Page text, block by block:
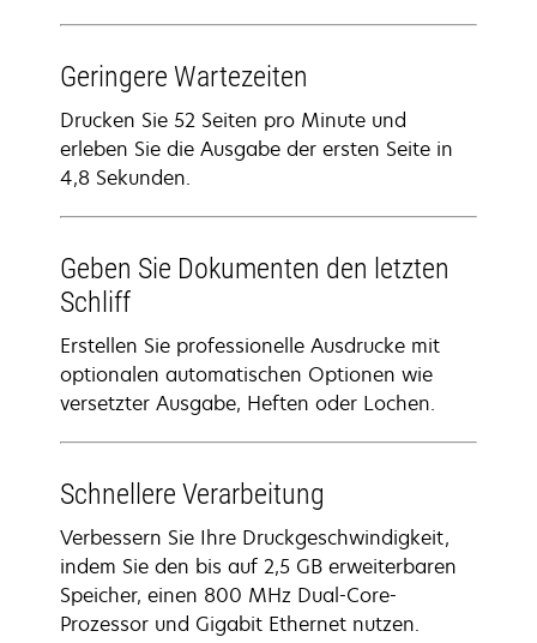
Geringere Wartezeiten
Drucken Sie 52 Seiten pro Minute und
erleben Sie die Ausgabe der ersten Seite in
4,8 Sekunden.
Geben Sie Dokumenten den letzten
Schliff
Erstellen Sie professionelle Ausdrucke mit
optionalen automatischen Optionen wie
versetzter Ausgabe, Heften oder Lochen.
Schnellere Verarbeitung
Verbessern Sie Ihre Druckgeschwindigkeit,
indem Sie den bis auf 2,5 GB erweiterbaren
Speicher, einen 800 MHz Dual-Core-
Prozessor und Gigabit Ethernet nutzen.